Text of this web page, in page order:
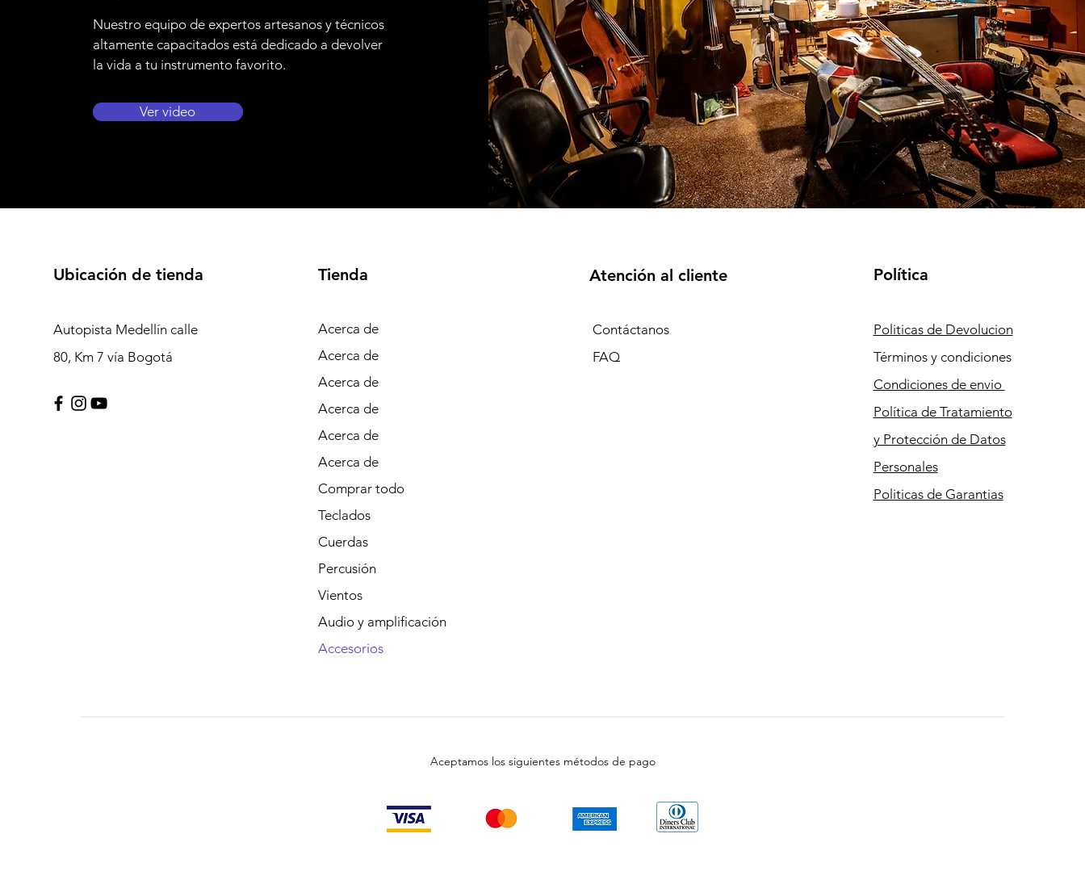
Nuestro equipo de expertos artesanos y técnicos
altamente capacitados está dedicado a devolver
la vida a tu instrumento favorito.
Ver video
Ubicación de tienda
Autopista Medellín calle
80, Km 7 vía Bogotá
Tienda
Acerca de
Acerca de
Acerca de
Acerca de
Acerca de
Acerca de
Comprar todo
Teclados
Cuerdas
Percusión
Vientos
Audio y amplificación
Accesorios
Atención al cliente
Contáctanos
FAQ
Política
Politicas de Devolucion
Términos y condiciones
Condicionesde envio
Política de Tratamiento
y Protección de Datos
Personales
Politicas de Garantias
Aceptamos los siguientes métodos de pago